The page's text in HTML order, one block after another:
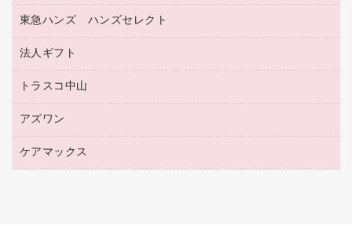
ファイルボックス
パイプ式ファイル
その他ファイル
クリヤーホルダー
クリヤーブック（差替式）
クリヤーブック（固定式）
ホワイトボード用マーカー
ボールペン（油性）
ボールペン（ゲルインク）
シャープペンシル用替芯
電話台
接着用品
針なしステープラー
紙めくり
裁断機
店舗運営用品
陳列什器
紙手提げ袋
レジ・ポリ袋
ディスプレイ用品
カウンター／お会計用品
東急ハンズ ハンズセレクト
東急ハンズ
法人ギフト
高島屋
高島屋（食品・飲料）
カウネットギフト（食品・飲料）
トラスコ中山
建築・作業用品
アズワン
医療・介護用品（食品・飲料・食添製品）
ケアマックス